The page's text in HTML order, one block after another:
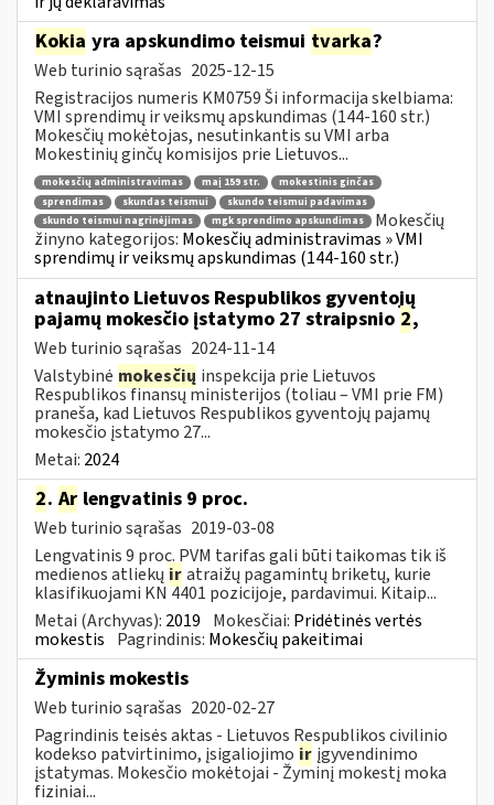
Kokia yra apskundimo teismui tvarka?
Web turinio sąrašas 2025-12-15
Registracijos numeris KM0759 Ši informacija skelbiama:
VMI sprendimų ir veiksmų apskundimas (144-160 str.)
Mokesčių mokėtojas, nesutinkantis su VMI arba
Mokestinių ginčų komisijos prie Lietuvos...
mokesčių administravimas maį 159 str.
mokestinis ginčas
sprendimas
skundas teismui
skundo teismui padavimas
skundo teismui nagrinėjimas
mgk sprendimo apskundimas
Mokesčių
žinyno kategorijos: Mokesčių administravimas » VMI
sprendimų ir veiksmų apskundimas (144-160 str.)
atnaujinto Lietuvos Respublikos gyventojų
pajamų mokesčio įstatymo 27 straipsnio 2,
Web turinio sąrašas 2024-11-14
Valstybinė mokesčių inspekcija prie Lietuvos
Respublikos finansų ministerijos (toliau – VMI prie FM)
praneša, kad Lietuvos Respublikos gyventojų pajamų
mokesčio įstatymo 27...
Metai: 2024
2. Ar lengvatinis 9 proc.
Web turinio sąrašas 2019-03-08
Lengvatinis 9 proc. PVM tarifas gali būti taikomas tik iš
medienos atliekų iratraižų pagamintų briketų, kurie
klasifikuojami KN 4401 pozicijoje, pardavimui. Kitaip...
Metai (Archyvas): 2019 Mokesčiai: Pridėtinės vertės
mokestis Pagrindinis: Mokesčių pakeitimai
Žyminis mokestis
Web turinio sąrašas 2020-02-27
Pagrindinis teisės aktas - Lietuvos Respublikos civilinio
kodekso patvirtinimo, įsigaliojimo ir įgyvendinimo
įstatymas. Mokesčio mokėtojai - Žyminį mokestį moka
fiziniai...